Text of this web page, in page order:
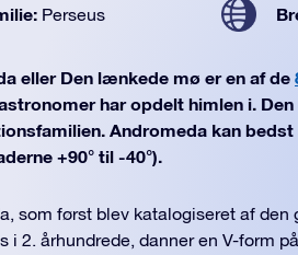
Perseus
eller Den lænkede mø er en af de
har opdelt himlen i. Den
Andromeda kan bedst
+90° til -40°).
som først blev katalogiseret af
i 2. århundrede, danner en V-form